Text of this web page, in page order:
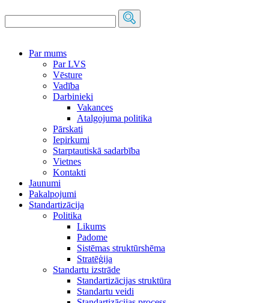
Par mums
Par LVS
Vēsture
Vadība
Darbinieki
Vakances
Atalgojuma politika
Pārskati
Iepirkumi
Starptautiskā sadarbība
Vietnes
Kontakti
Jaunumi
Pakalpojumi
Standartizācija
Politika
Likums
Padome
Sistēmas struktūrshēma
Stratēģija
Standartu izstrāde
Standartizācijas struktūra
Standartu veidi